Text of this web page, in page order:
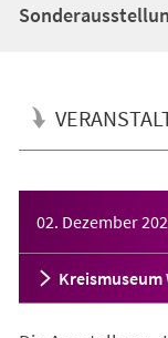
02. Dezember
Kreismuseum